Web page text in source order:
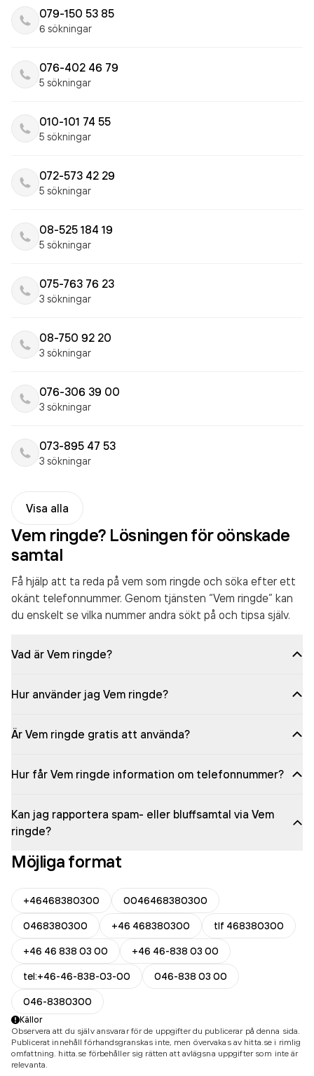
079-150 53 85
6 sökningar
076-402 46 79
5 sökningar
010-101 74 55
5 sökningar
072-573 42 29
5 sökningar
08-525 184 19
5 sökningar
075-763 76 23
3 sökningar
08-750 92 20
3 sökningar
076-306 39 00
3 sökningar
073-895 47 53
3 sökningar
Visa alla
Vem ringde? Lösningen för oönskade
samtal
Få hjälp att ta reda på vem som ringde och söka efter ett
okänt telefonnummer. Genom tjänsten “Vem ringde” kan
du enskelt se vilka nummer andra sökt på och tipsa själv.
Vad är Vem ringde?
Hur använder jag Vem ringde?
Är Vem ringde gratis att använda?
Hur får Vem ringde information om telefonnummer?
Kan jag rapportera spam- eller bluffsamtal via Vem
ringde?
Möjliga format
+46468380300
0046468380300
0468380300
+46 468380300
tlf 468380300
+46 46 838 03 00
+46 46-838 03 00
tel:+46-46-838-03-00
046-838 03 00
046-8380300
Källor
Observera att du själv ansvarar för de uppgifter du publicerar på denna sida.
Publicerat innehåll förhandsgranskas inte, men övervakas av hitta.se i rimlig
omfattning. hitta.se förbehåller sig rätten att avlägsna uppgifter som inte är
relevanta.